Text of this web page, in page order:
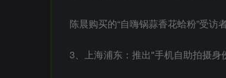
陈晨购买的“自嗨锅蒜香花蛤粉”受访
3、上海浦东：推出"手机自助拍摄身